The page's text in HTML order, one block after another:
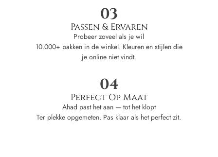
03
Passen & Ervaren
Probeer zoveel als je wil
10.000+ pakken in de winkel. Kleuren en stijlen die
je online niet vindt.
04
Perfect Op Maat
Ahad past het aan — tot het klopt
Ter plekke opgemeten. Pas klaar als het perfect zit.